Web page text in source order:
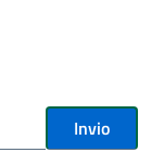
Invio